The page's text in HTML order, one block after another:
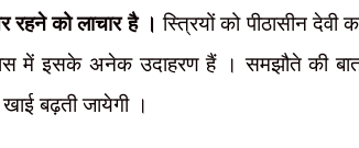
रहने को लाचार है । स्त्रियों को पीठासीन
में इसके अनेक उदाहरण हैं । समझौते की
बढ़ती जायेगी ।